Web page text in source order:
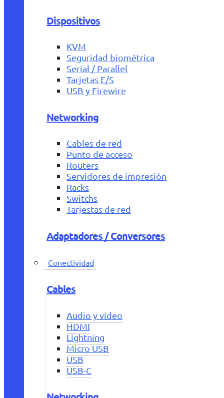
Dispositivos
KVM
Seguridad biométrica
Serial / Parallel
Tarjetas E/S
USB y Firewire
Networking
Cables de red
Punto de acceso
Routers
Servidores de impresión
Racks
Switchs
Tarjestas de red
Adaptadores / Conversores
Conectividad
Cables
Audio y vídeo
HDMI
Lightning
Micro USB
USB
USB-C